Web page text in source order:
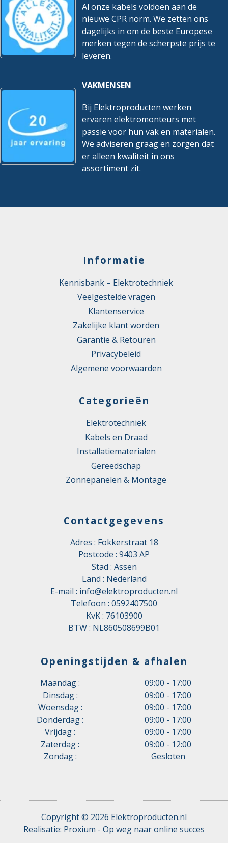
Al onze kabels voldoen aan de
nieuwe CPR norm. We zetten ons
dagelijks in om de beste Europese
merken tegen de scherpste prijs te
leveren.
VAKMENSEN
Bij Elektroproducten werken
ervaren elektromonteurs met
passie voor hun vak en materialen.
We adviseren graag en zorgen dat
er alleen kwaliteit in ons
assortiment zit.
Informatie
Kennisbank – Elektrotechniek
Veelgestelde vragen
Klantenservice
Zakelijke klant worden
Garantie & Retouren
Privacybeleid
Algemene voorwaarden
Categorieën
Elektrotechniek
Kabels en Draad
Installatiematerialen
Gereedschap
Zonnepanelen & Montage
Contactgegevens
Adres : Fokkerstraat 18
Postcode : 9403 AP
Stad : Assen
Land : Nederland
E-mail : info@elektroproducten.nl
Telefoon : 0592407500
KvK : 76103900
BTW : NL860508699B01
Openingstijden & afhalen
Maandag :
09:00 - 17:00
Dinsdag :
09:00 - 17:00
Woensdag :
09:00 - 17:00
Donderdag :
09:00 - 17:00
Vrijdag :
09:00 - 17:00
Zaterdag :
09:00 - 12:00
Zondag :
Gesloten
Copyright © 2026 Elektroproducten.nl
Realisatie: Proxium - Op weg naar online succes